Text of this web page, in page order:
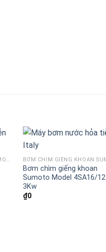
BƠM CHÌM GIẾNG KHOAN SUMOTO MODEL SA 4 INCH
Bơm chìm giếng khoan
Sumoto Model 4SA16/12
3Kw
₫0